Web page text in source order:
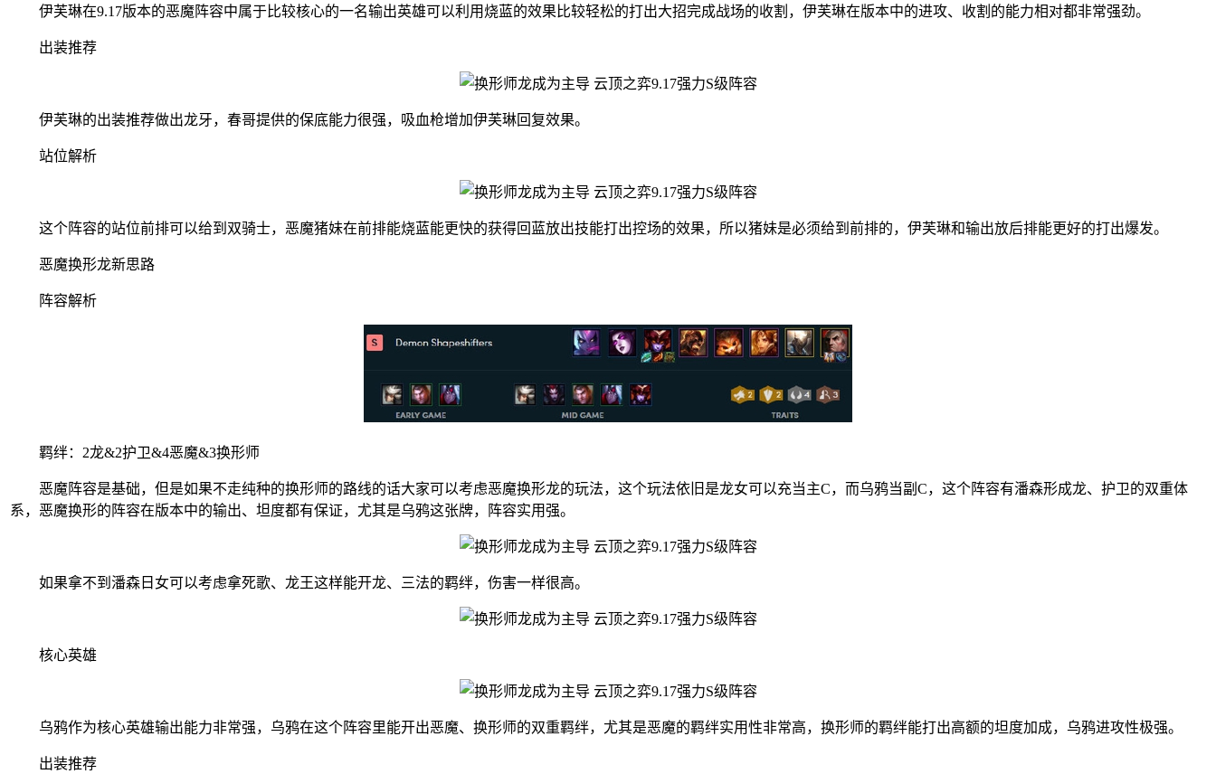
伊芙琳在9.17版本的恶魔阵容中属于比较核心的一名输出英雄可以利用烧蓝的效果比较轻松的打出大招完成战场的收割，伊芙琳在版本中的进攻、收割的能力相对都非常强劲。
出装推荐
伊芙琳的出装推荐做出龙牙，春哥提供的保底能力很强，吸血枪增加伊芙琳回复效果。
站位解析
这个阵容的站位前排可以给到双骑士，恶魔猪妹在前排能烧蓝能更快的获得回蓝放出技能打出控场的效果，所以猪妹是必须给到前排的，伊芙琳和输出放后排能更好的打出爆发。
恶魔换形龙新思路
阵容解析
羁绊：2龙&2护卫&4恶魔&3换形师
恶魔阵容是基础，但是如果不走纯种的换形师的路线的话大家可以考虑恶魔换形龙的玩法，这个玩法依旧是龙女可以充当主C，而乌鸦当副C，这个阵容有潘森形成龙、护卫的双重体
系，恶魔换形的阵容在版本中的输出、坦度都有保证，尤其是乌鸦这张牌，阵容实用强。
如果拿不到潘森日女可以考虑拿死歌、龙王这样能开龙、三法的羁绊，伤害一样很高。
核心英雄
乌鸦作为核心英雄输出能力非常强，乌鸦在这个阵容里能开出恶魔、换形师的双重羁绊，尤其是恶魔的羁绊实用性非常高，换形师的羁绊能打出高额的坦度加成，乌鸦进攻性极强。
出装推荐